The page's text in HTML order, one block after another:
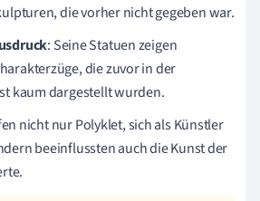
die vorher nicht gegeben war.
: Seine Statuen zeigen
die zuvor in der
kaum dargestellt wurden.
nicht nur Polyklet, sich als Künstler
beeinflussten auch die Kunst der